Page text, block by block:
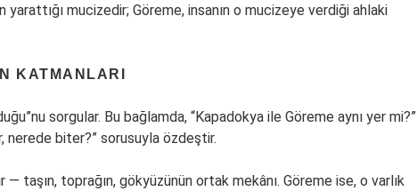
yarattığı mucizedir; Göreme, insanın o mucizeye verdiği ahlaki
KATMANLARI
sorgular. Bu bağlamda, “Kapadokya ile Göreme aynı yer mi?”
nerede biter?” sorusuyla özdeştir.
— taşın, toprağın, gökyüzünün ortak mekânı. Göreme ise, o varlık